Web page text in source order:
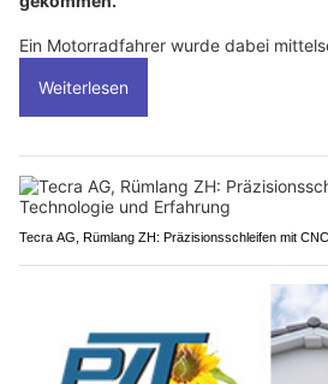
Ein Motorradfahrer wurde dabei
Weiterlesen
Tecra AG, Rümlang ZH: Präzisionsschleifen mit